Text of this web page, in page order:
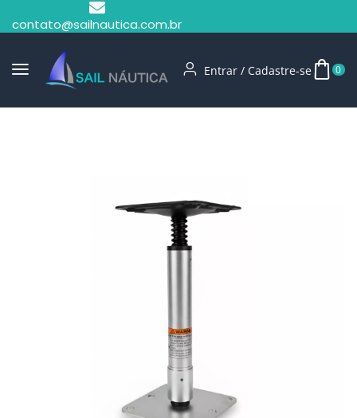
contato@sailnautica.com.br
Entrar / Cadastre-se 0